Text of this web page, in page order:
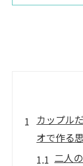
カップル
オで作る
二人